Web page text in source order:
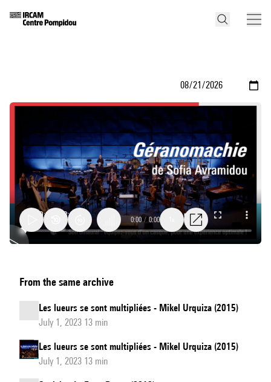
0:00 / 0:00
From the same archive
Les lueurs se sont multipliées - Mikel Urquiza (2015)
July 1, 2023 13 min
Les lueurs se sont multipliées - Mikel Urquiza (2015)
July 1, 2023 13 min